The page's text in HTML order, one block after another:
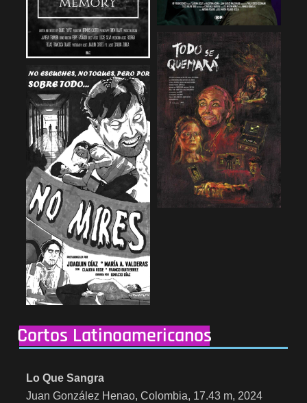
Cortos Latinoamericanos
Lo Que Sangra
Juan González Henao, Colombia, 17.43 m, 2024